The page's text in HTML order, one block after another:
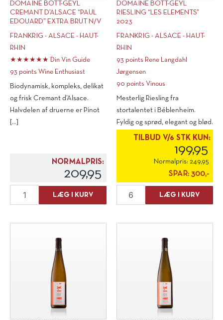
DOMAINE BOTT-GEYL
CREMANT D’ALSACE “PAUL
EDOUARD” EXTRA BRUT N/V
FRANKRIG - ALSACE - HAUT-
RHIN
★★★★★★ Din Vin Guide
93 points Wine Enthusiast
Biodynamisk, kompleks, delikat
og frisk Cremant d’Alsace.
Halvdelen af druerne er Pinot
[...]
NORMALPRIS:
209,95
Bott-
LÆG I KURV
DOMAINE BOTT-GEYL
RIESLING “LES ELEMENTS”
2023
FRANKRIG - ALSACE - HAUT-
RHIN
93 points Rene Langdahl
Jørgensen
90 points Vinous
Mesterlig Riesling fra
stortalentet i Béblenheim.
Fyldig og sprød, elegant og blød.
TILBUD V/6 STK KUN:
199,95
Normalpris: 249,95
SPAR: 300,-
Bott-
LÆG I KURV